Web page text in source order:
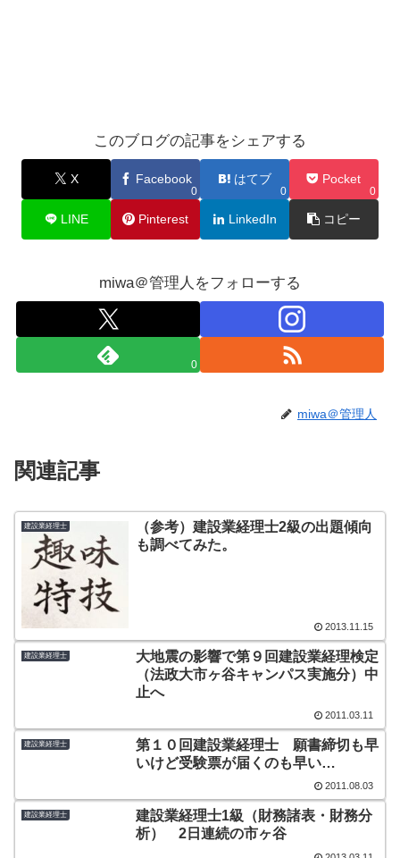
このブログの記事をシェアする
X Facebook
0
はてブ
0
Pocket
0
LINE Pinterest LinkedIn コピー
miwa＠管理人をフォローする
0
miwa＠管理人
関連記事
建設業経理士
（参考）建設業経理士2級の出題傾向
も調べてみた。
2013.11.15
建設業経理士
大地震の影響で第９回建設業経理検定
（法政大市ヶ谷キャンパス実施分）中
止へ
2011.03.11
建設業経理士
第１０回建設業経理士 願書締切も早
いけど受験票が届くのも早い…
2011.08.03
建設業経理士
建設業経理士1級（財務諸表・財務分
析） 2日連続の市ヶ谷